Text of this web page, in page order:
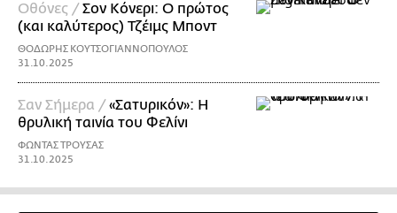
Οθόνες /Σον Κόνερι: Ο πρώτος
(και καλύτερος) Τζέιμς Μποντ
ΘΟΔΩΡΗΣ ΚΟΥΤΣΟΓΙΑΝΝΟΠΟΥΛΟΣ
31.10.2025
Σαν Σήμερα /«Σατυρικόν»: H
θρυλική ταινία του Φελίνι
ΦΩΝΤΑΣ ΤΡΟΥΣΑΣ
31.10.2025